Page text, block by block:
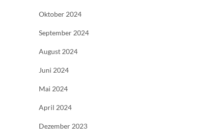
Oktober 2024
September 2024
August 2024
Juni 2024
Mai 2024
April 2024
Dezember 2023